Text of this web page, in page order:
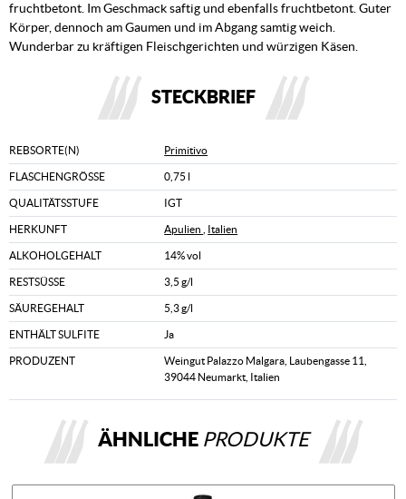
fruchtbetont. Im Geschmack saftig und ebenfalls fruchtbetont. Guter
Körper, dennoch am Gaumen und im Abgang samtig weich.
Wunderbar zu kräftigen Fleischgerichten und würzigen Käsen.
STECKBRIEF
REBSORTE(N) Primitivo
FLASCHENGRÖSSE 0,75 l
QUALITÄTSSTUFE IGT
HERKUNFT Apulien Italien
ALKOHOLGEHALT 14% vol
RESTSÜSSE 3,5 g/l
SÄUREGEHALT 5,3 g/l
ENTHÄLT SULFITE Ja
PRODUZENT
Weingut Palazzo Malgara, Laubengasse 11,
39044 Neumarkt, Italien
ÄHNLICHE PRODUKTE